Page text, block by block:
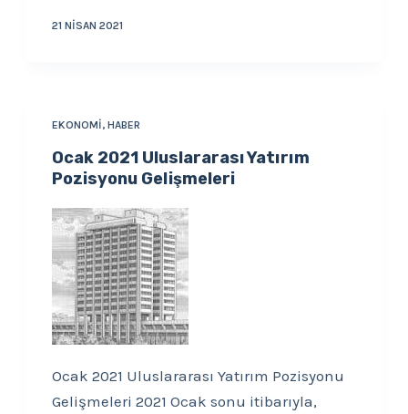
21 NISAN 2021
EKONOMI, HABER
Ocak 2021 Uluslararası Yatırım
Pozisyonu Gelişmeleri
Ocak 2021 Uluslararası Yatırım Pozisyonu
Gelişmeleri 2021 Ocak sonu itibarıyla,